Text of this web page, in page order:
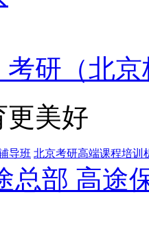
考研（北
更美好
导班 北京考研高端课程培训
总部 高途